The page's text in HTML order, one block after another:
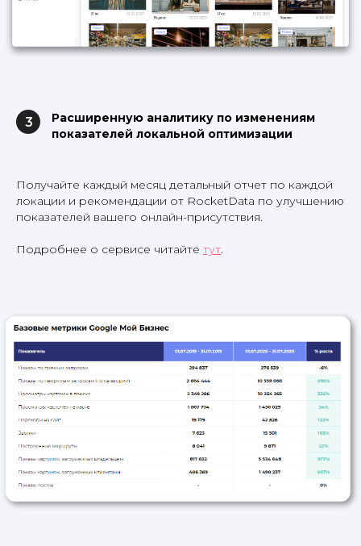
3
Расширенную аналитику по изменениям
показателей локальной оптимизации
Получайте каждый месяц детальный отчет по каждой
локации и рекомендации от RocketData по улучшению
показателей вашего онлайн-присутствия.
Подробнее о сервисе читайте тут.